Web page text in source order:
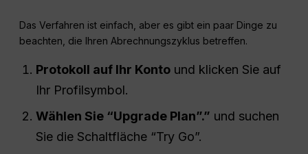
Das Verfahren ist einfach, aber es gibt ein paar Dinge zu
beachten, die Ihren Abrechnungszyklus betreffen.
Protokoll auf Ihr Konto und klicken Sie auf
Ihr Profilsymbol.
Wählen Sie “Upgrade Plan”.” und suchen
Sie die Schaltfläche “Try Go”.